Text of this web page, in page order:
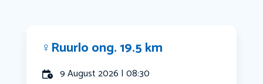
‍♀️Ruurlo ong. 19.5 km
9 August 2026 | 08:30